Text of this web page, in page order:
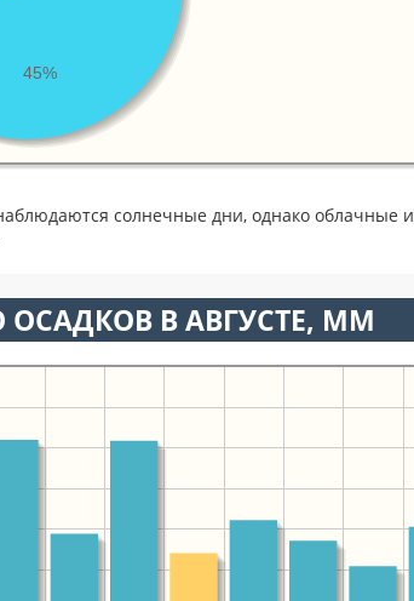
45%
солнечные дни, однако облачные и
ОСАДКОВ В АВГУСТЕ, ММ